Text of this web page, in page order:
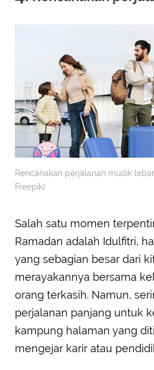
Rencanakan perjalanan mudik
Freepik)
Salah satu momen
Ramadan adalah Idulfitri,
yang sebagian besar dari
merayakannya bersama
orang terkasih. Namun,
perjalanan panjang untuk
kampung halaman yang
mengejar karir atau